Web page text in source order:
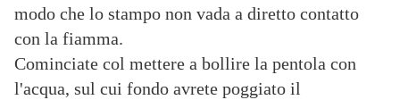
modo che lo stampo non vada a diretto contatto
con la fiamma.
Cominciate col mettere a bollire la pentola con
l'acqua, sul cui fondo avrete poggiato il